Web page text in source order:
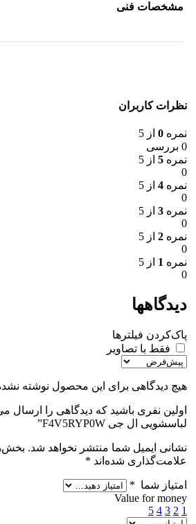
مشخصات فنی
نظرات کاربران
نمره 0 از 5
0 بررسی
نمره 5 از 5
0
نمره 4 از 5
0
نمره 3 از 5
0
نمره 2 از 5
0
نمره 1 از 5
0
دیدگاهها
پاک‌کردن فیلترها
فقط با تصاویر
هیچ دیدگاهی برای این محصول نوشته
اولین نفری باشید که دیدگاهی را ارسال
لباسشویی ال جی F4V5RYP0W”
نشانی ایمیل شما منتشر نخواهد شد.
علامت‌گذاری شده‌اند *
امتیاز شما *
Value for money
1
2
3
4
5